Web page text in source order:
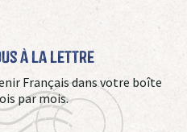
à La Lettre
Français dans votre boîte
par mois.